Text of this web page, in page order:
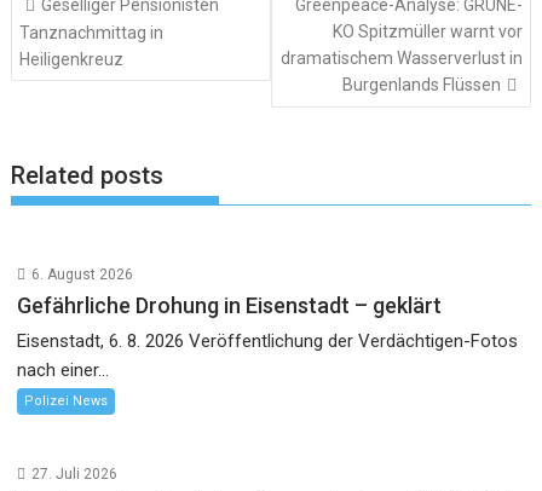
Geselliger Pensionisten
Tanznachmittag in
Heiligenkreuz
Greenpeace-Analyse: GRÜNE-
KO Spitzmüller warnt vor
dramatischem Wasserverlust in
Burgenlands Flüssen
Related posts
6. August 2026
Gefährliche Drohung in Eisenstadt – geklärt
Eisenstadt, 6. 8. 2026 Veröffentlichung der Verdächtigen-Fotos
nach einer...
Polizei News
27. Juli 2026